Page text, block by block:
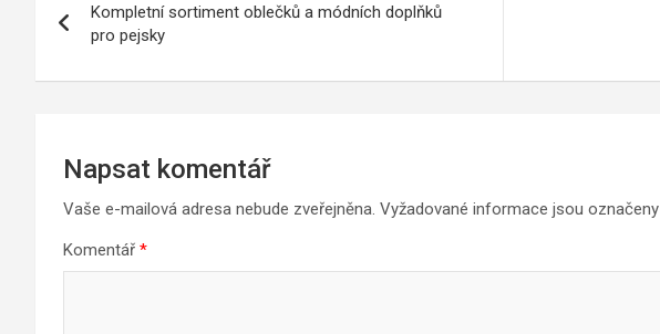
pro
příspěvek
Kompletní sortiment oblečků a módních doplňků
pro pejsky
Napsat komentář
Vaše e-mailová adresa nebude zveřejněna. Vyžadované informace jsou označeny
Komentář *